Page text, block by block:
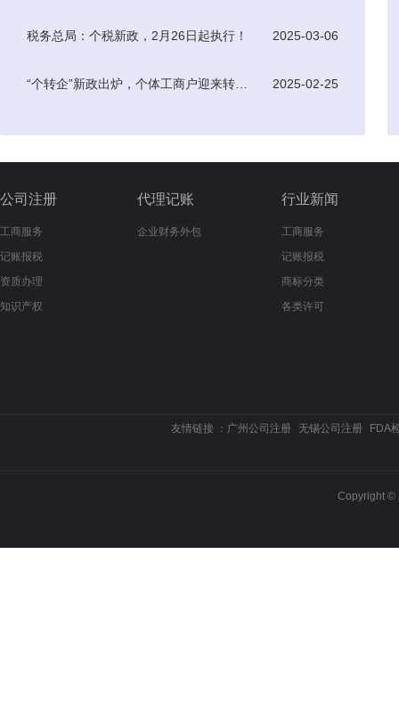
税务总局：个税新政，2月26日起执行！ 2025-03-06
2025-02-25
公司注册
工商服务
记账报税
资质办理
知识产权
代理记账
企业财务外包
行业新闻
工商服务
记账报税
商标分类
各类许可
友情链接 ： 广州公司注册 无锡公司注册 FDA
Copyright ©